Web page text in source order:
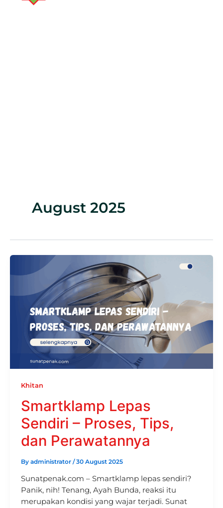
August 2025
Khitan
Smartklamp Lepas
Sendiri – Proses, Tips,
dan Perawatannya
By administrator /30 August 2025
Sunatpenak.com – Smartklamp lepas sendiri?
Panik, nih! Tenang, Ayah Bunda, reaksi itu
merupakan kondisi yang wajar terjadi. Sunat